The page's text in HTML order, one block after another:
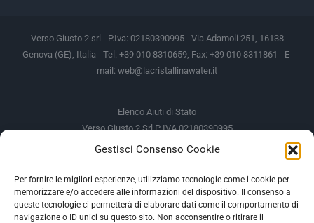
Gestisci Consenso Cookie
Per fornire le migliori esperienze, utilizziamo tecnologie come i cookie per
memorizzare e/o accedere alle informazioni del dispositivo. Il consenso a
queste tecnologie ci permetterà di elaborare dati come il comportamento di
navigazione o ID unici su questo sito. Non acconsentire o ritirare il
Verso Giusto 2 srl - P.Iva: 02180390995 - Via Adamoli 251, 16138
Genova (GE), Italia - Tel: +39 010 8310659, Fax: +39 010 8311861 - E-
mail: web@lacristallinawater.it
Elenco Aiuti di Stato
Verso Giusto 2 Srl P IVA 02180390995
Soggetto Erogante
Somma Incassata
Agenzia delle Entrate
49.338,00 €
Agenzia delle Entrate
49.338,00 €
M.I.S.E
935,34 €